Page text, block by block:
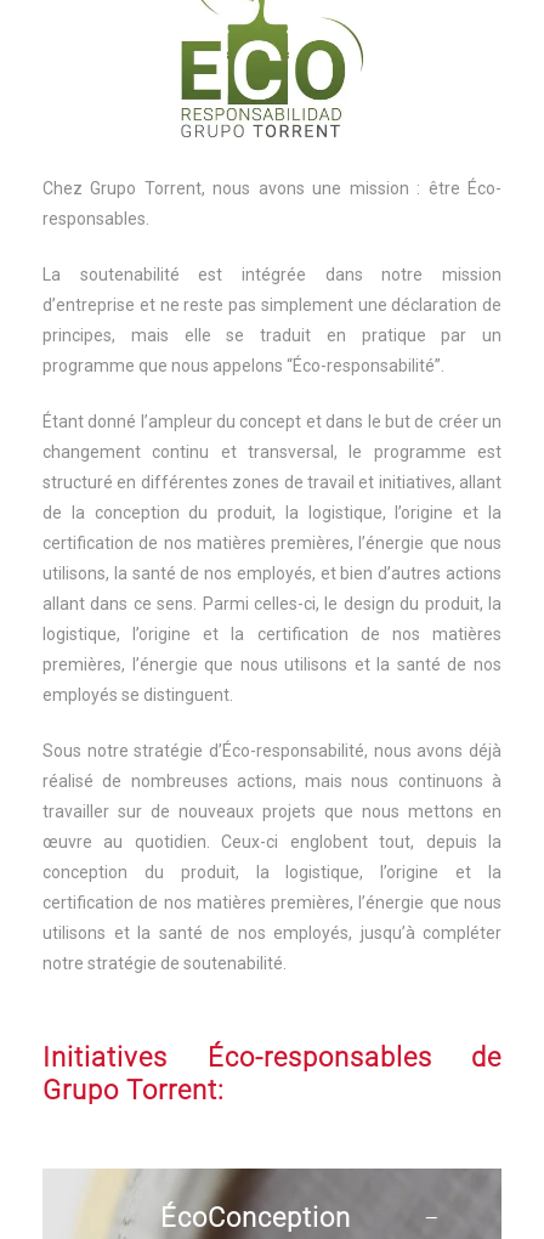
Chez Grupo Torrent, nous avons une mission : être Éco-
responsables.
La soutenabilité est intégrée dans notre mission
d’entreprise et ne reste pas simplement une déclaration de
principes, mais elle se traduit en pratique par un
programme que nous appelons “Éco-responsabilité”.
Étant donné l’ampleur du concept et dans le but de créer un
changement continu et transversal, le programme est
structuré en différentes zones de travail et initiatives, allant
de la conception du produit, la logistique, l’origine et la
certification de nos matières premières, l’énergie que nous
utilisons, la santé de nos employés, et bien d’autres actions
allant dans ce sens. Parmi celles-ci, le design du produit, la
logistique, l’origine et la certification de nos matières
premières, l’énergie que nous utilisons et la santé de nos
employés se distinguent.
Sous notre stratégie d’Éco-responsabilité, nous avons déjà
réalisé de nombreuses actions, mais nous continuons à
travailler sur de nouveaux projets que nous mettons en
œuvre au quotidien. Ceux-ci englobent tout, depuis la
conception du produit, la logistique, l’origine et la
certification de nos matières premières, l’énergie que nous
utilisons et la santé de nos employés, jusqu’à compléter
notre stratégie de soutenabilité.
Initiatives Éco-responsables de
Grupo Torrent:
ÉcoConception